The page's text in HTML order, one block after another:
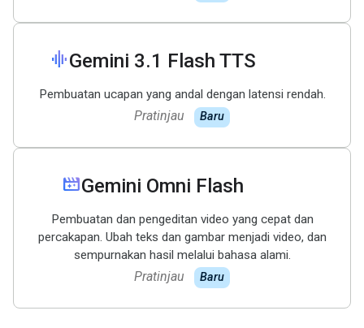
graphic_eqGemini 3.1 Flash TTS
Pembuatan ucapan yang andal dengan latensi rendah.
Pratinjau Baru
movie_filterGemini Omni Flash
Pembuatan dan pengeditan video yang cepat dan
percakapan. Ubah teks dan gambar menjadi video, dan
sempurnakan hasil melalui bahasa alami.
Pratinjau Baru